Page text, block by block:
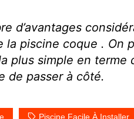
d’avantages
la piscine coque . On
plus simple en terme
de passer à côté.
Piscine Facile À Installer